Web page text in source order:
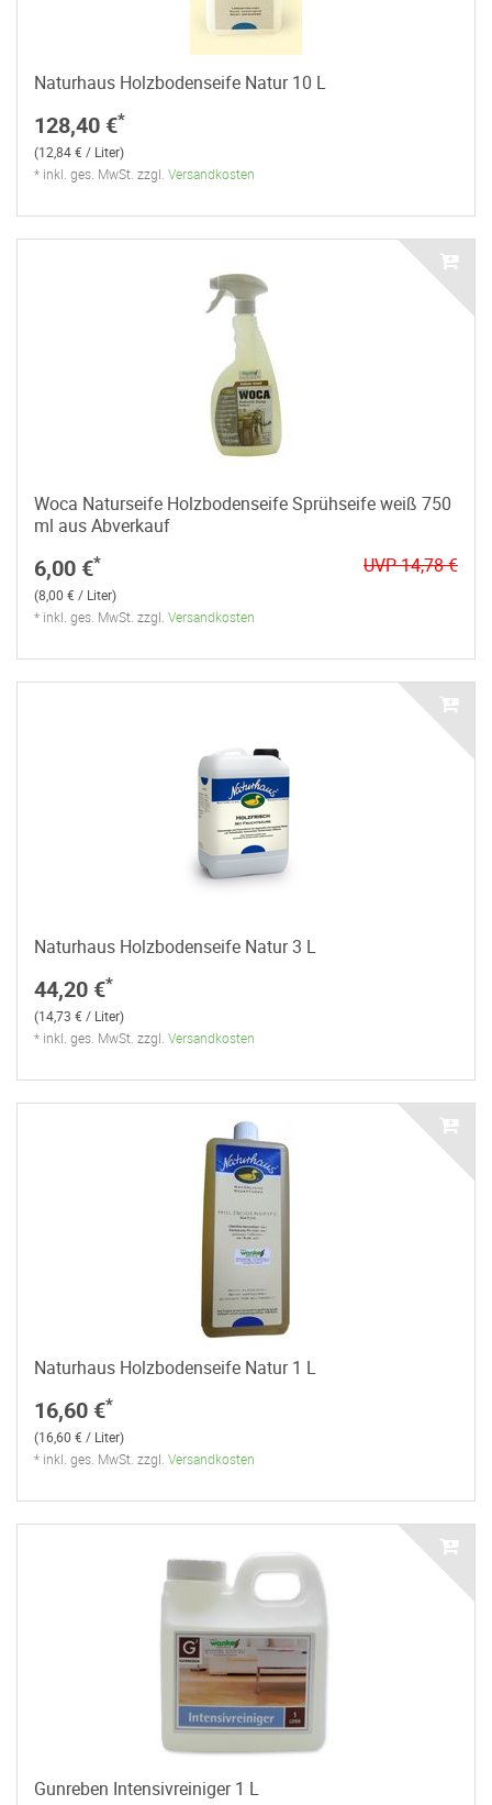
Naturhaus Holzbodenseife Natur 10 L
128,40 €*
(12,84 € / Liter)
* inkl. ges. MwSt. zzgl. Versandkosten
Woca Naturseife Holzbodenseife Sprühseife weiß 750
ml aus Abverkauf
6,00 €* UVP 14,78 €
(8,00 € / Liter)
* inkl. ges. MwSt. zzgl. Versandkosten
Naturhaus Holzbodenseife Natur 3 L
44,20 €*
(14,73 € / Liter)
* inkl. ges. MwSt. zzgl. Versandkosten
Naturhaus Holzbodenseife Natur 1 L
16,60 €*
(16,60 € / Liter)
* inkl. ges. MwSt. zzgl. Versandkosten
Gunreben Intensivreiniger 1 L